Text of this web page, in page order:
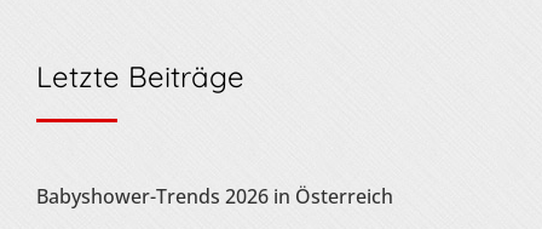
Letzte Beiträge
Babyshower-Trends 2026 in Österreich